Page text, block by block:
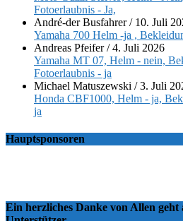
Fotoerlaubnis - Ja,
André-der Busfahrer/ 10. Juli
Yamaha 700 Helm -ja ,
Andreas Pfeifer/4. Juli 2026
Yamaha MT 07, Helm - nein,
Fotoerlaubnis - ja
Michael Matuszewski /3. Juli
Honda CBF1000, Helm - ja,
ja
Hauptsponsoren
Ein herzliches Danke von Allen geht